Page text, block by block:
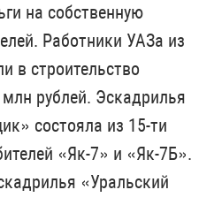
на собственную
Работники УАЗа из
в строительство
рублей. Эскадрилья
состояла из 15-ти
«Як-7» и «Як-7Б».
«Уральский